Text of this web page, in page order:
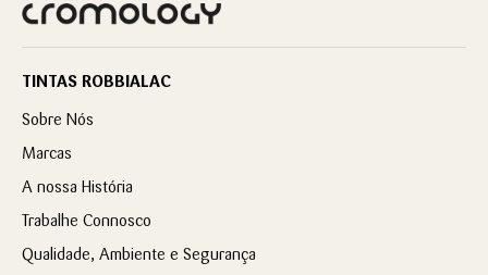
TINTAS ROBBIALAC
Sobre Nós
Marcas
A nossa História
Trabalhe Connosco
Qualidade, Ambiente e Segurança